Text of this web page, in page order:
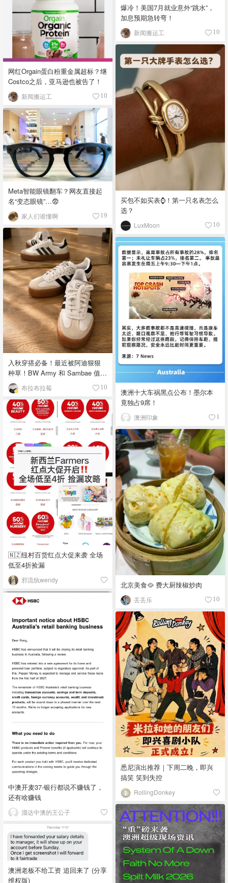
网红Orgain蛋白粉重金属超标？继
Costco之后，亚马逊也被告了！
新闻搬运工 10
爆冷！美国7月就业意外“跳水”，
加息预期急转弯！
新闻搬运工 10
买包不如买表⌚️！第一只名表怎么
选？
LuxMoon 10
Meta智能眼镜翻车？网友直接起
名“变态眼镜”…😨
家人们谁懂啊 19
入秋穿搭必备！最近被阿迪狠狠
种草！BW Army 和 Sambae 值得
拥有！布拉布拉莓 10
澳洲十大车祸黑点公布！墨尔本
竟独占9席！
澳洲印象 1
🇳🇿纽村百货红点大促来袭 全场
低至4折捡漏
邪流纨wendy
北京美食🥘 费大厨辣椒炒肉
丢丢乐 10
中澳开麦37-银行都说不赚钱了，
还有啥赚钱
溜达中澳的王公子
悉尼演出推荐｜下周二晚，即兴
搞笑 笑到失控
RollingDonkey
澳洲老板不给工资 追回来了 (分享
维权版)